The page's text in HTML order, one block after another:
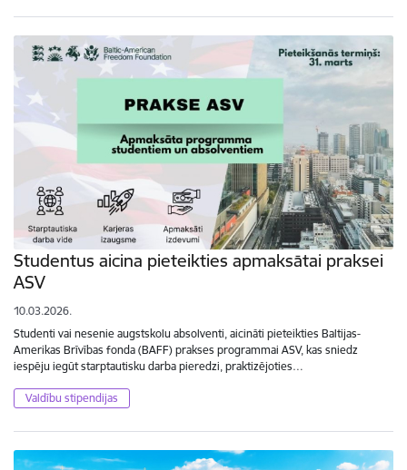
Studentus aicina pieteikties apmaksātai praksei
ASV
10.03.2026.
Studenti vai nesenie augstskolu absolventi, aicināti pieteikties Baltijas-
Amerikas Brīvības fonda (BAFF) prakses programmai ASV, kas sniedz
iespēju iegūt starptautisku darba pieredzi, praktizējoties…
Valdību stipendijas